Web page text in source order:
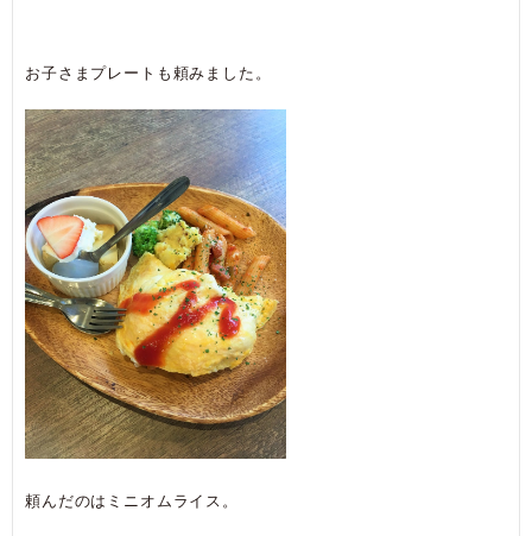
お子さまプレートも頼みました。
頼んだのはミニオムライス。